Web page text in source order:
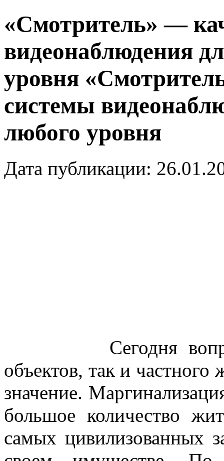
«Смотритель» —
видеонаблюдения
уровня
системы
любого уровня
Дата публикации:
Сегодня вопросы
объектов, так и
значение.
большое количество
самых цивилизованных